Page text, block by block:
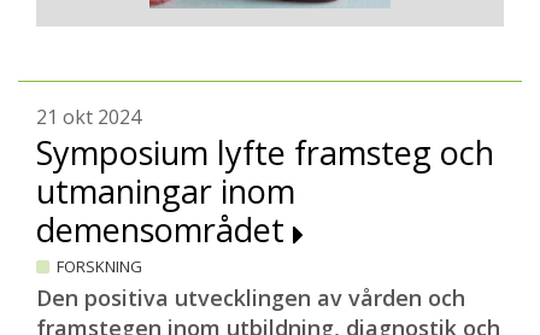
21 okt 2024
Symposium lyfte framsteg och
utmaningar inom
demensområdet
FORSKNING
Den positiva utvecklingen av vården och
framstegen inom utbildning, diagnostik och